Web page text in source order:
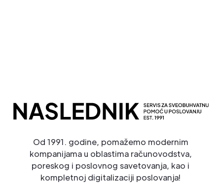
Od 1991. godine, pomažemo modernim
kompanijama u oblastima računovodstva,
poreskog i poslovnog savetovanja, kao i
kompletnoj digitalizaciji poslovanja!